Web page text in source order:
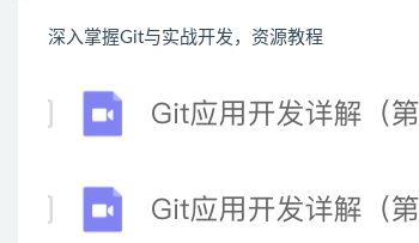
深入掌握Git与实战开发，资源教程